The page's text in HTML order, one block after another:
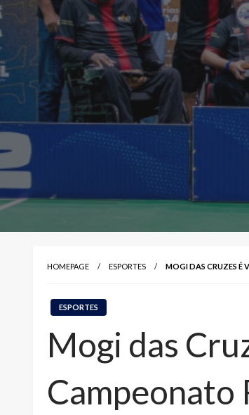
HOMEPAGE ESPORTES MOGI DAS CRUZES É
ESPORTES
Mogi das
Campeonato